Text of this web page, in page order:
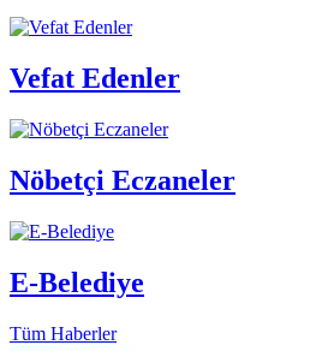
Vefat Edenler
Nöbetçi Eczaneler
E-Belediye
Tüm Haberler